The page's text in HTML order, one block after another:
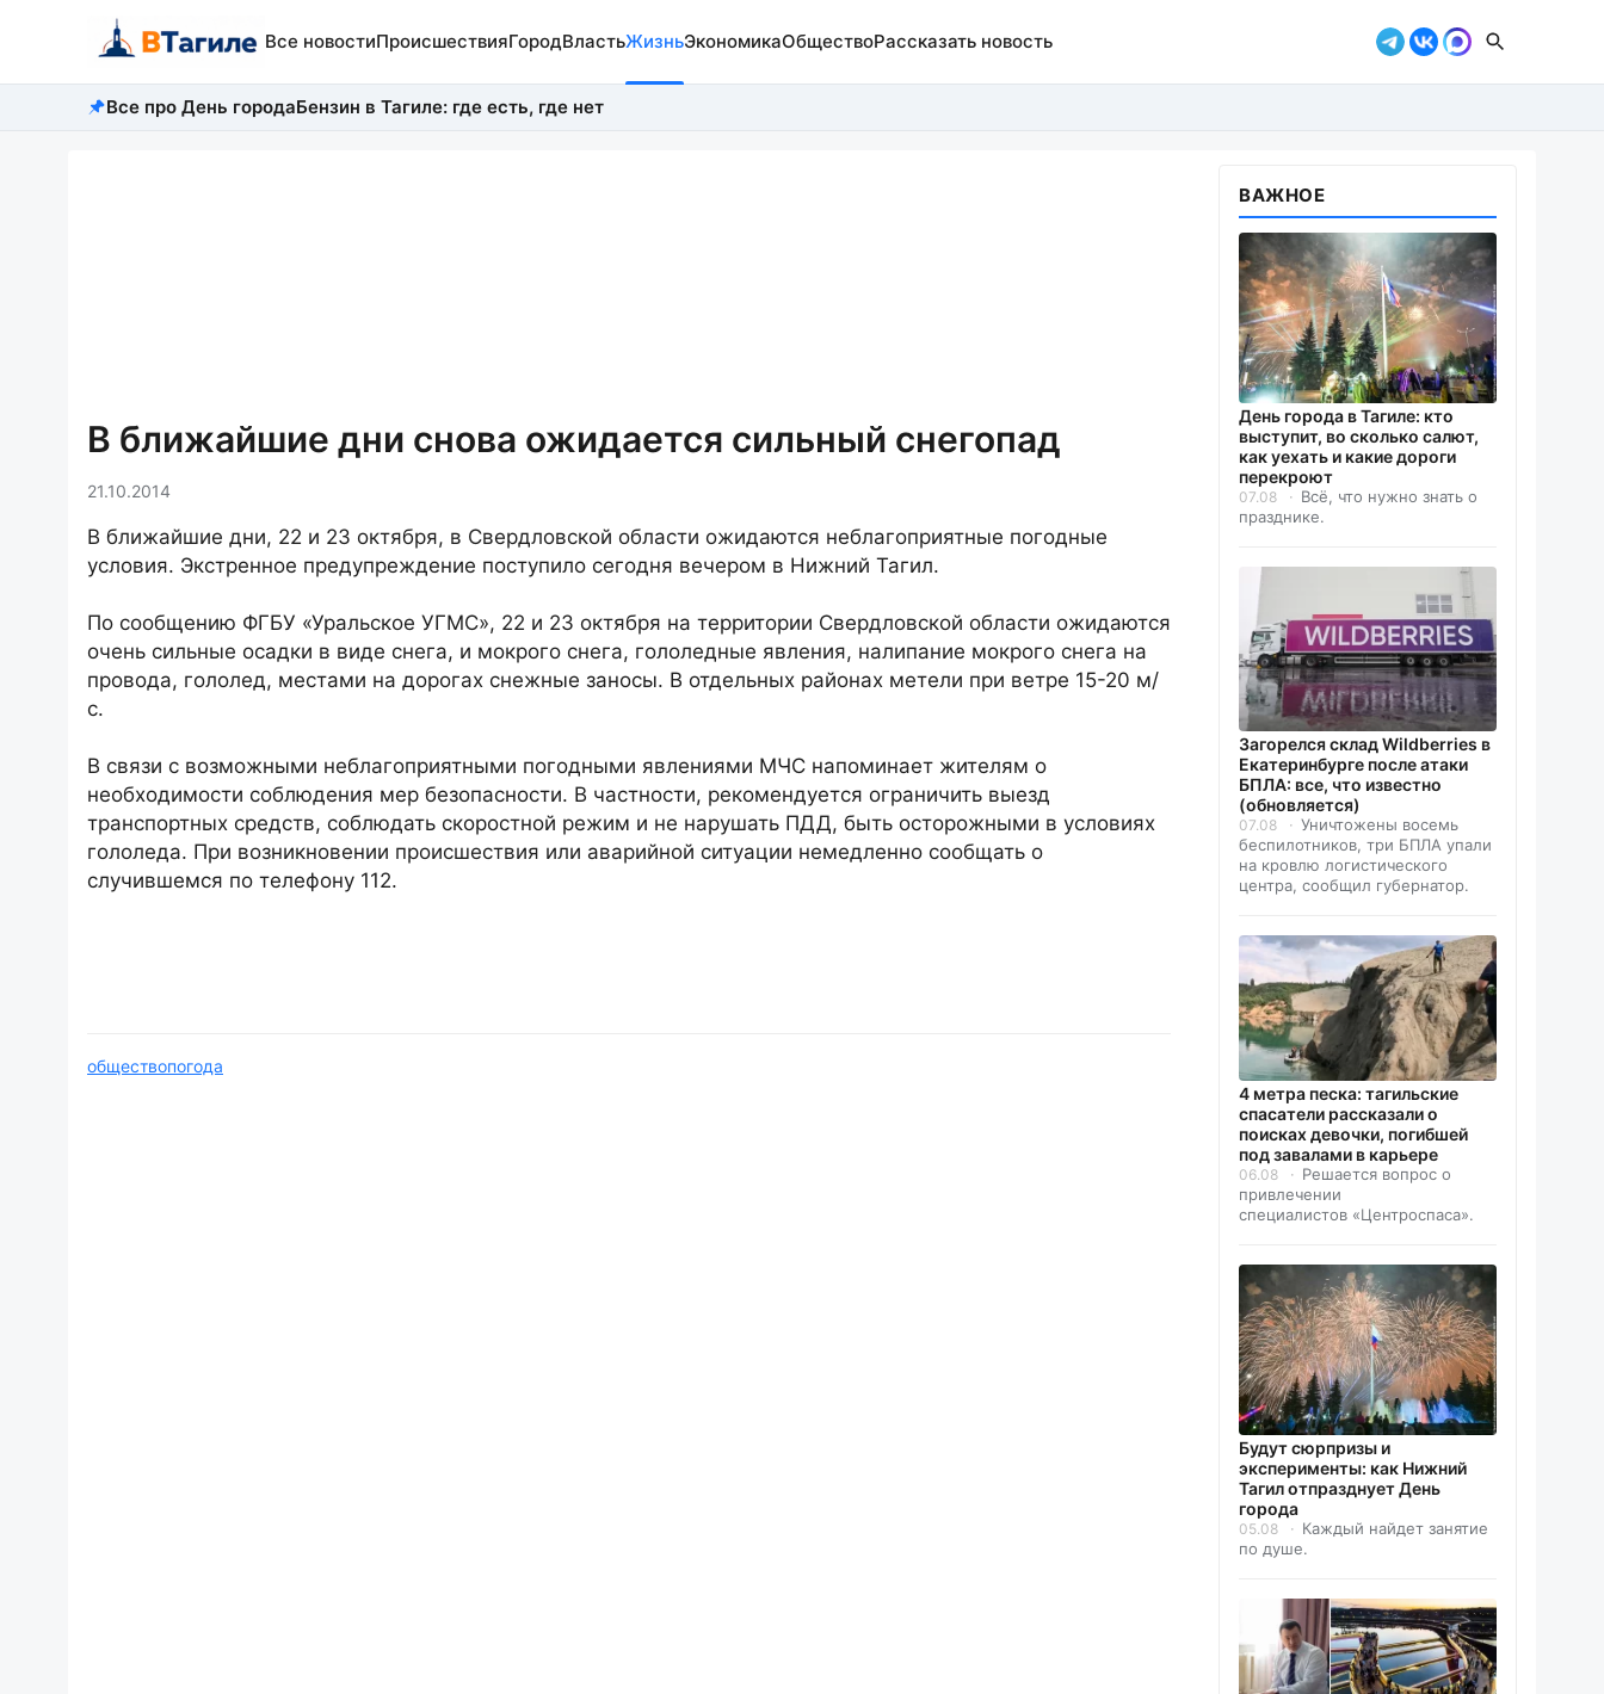
Все новостиПроисшествияГородВластьЖизньЭкономикаОбществоРассказать новость
Все про День городаБензин в Тагиле: где есть, где нет
В ближайшие дни снова ожидается сильный снегопад
21.10.2014
В ближайшие дни, 22 и 23 октября, в Свердловской области ожидаются неблагоприятные погодные
условия. Экстренное предупреждение поступило сегодня вечером в Нижний Тагил.
По сообщению ФГБУ «Уральское УГМС», 22 и 23 октября на территории Свердловской области ожидаются
очень сильные осадки в виде снега, и мокрого снега, гололедные явления, налипание мокрого снега на
провода, гололед, местами на дорогах снежные заносы. В отдельных районах метели при ветре 15-20 м/
с.
В связи с возможными неблагоприятными погодными явлениями МЧС напоминает жителям о
необходимости соблюдения мер безопасности. В частности, рекомендуется ограничить выезд
транспортных средств, соблюдать скоростной режим и не нарушать ПДД, быть осторожными в условиях
гололеда. При возникновении происшествия или аварийной ситуации немедленно сообщать о
случившемся по телефону 112.
обществопогода
ВАЖНОЕ
День города в Тагиле: кто
выступит, во сколько салют,
как уехать и какие дороги
перекроют
07.08
Всё, что нужно знать о
празднике.
Загорелся склад Wildberries в
Екатеринбурге после атаки
БПЛА: все, что известно
(обновляется)
07.08
Уничтожены восемь
беспилотников, три БПЛА упали
на кровлю логистического
центра, сообщил губернатор.
4 метра песка: тагильские
спасатели рассказали о
поисках девочки, погибшей
под завалами в карьере
06.08
Решается вопрос о
привлечении
специалистов «Центроспаса».
Будут сюрпризы и
эксперименты: как Нижний
Тагил отпразднует День
города
05.08
Каждый найдет занятие
по душе.